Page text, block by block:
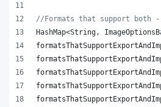
//Formats that support both -
HashMap<String ,